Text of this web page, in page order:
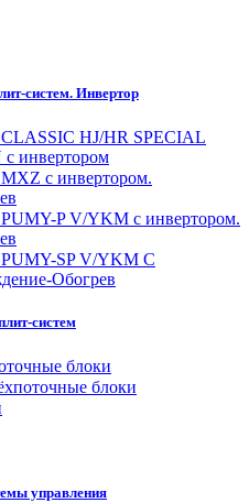
систем. Инвертор
HJ/HR SPECIAL
инвертором
с инвертором.
P V/YKM с инвертором.
SP V/YKM С
Обогрев
систем
блоки
блоки
управления